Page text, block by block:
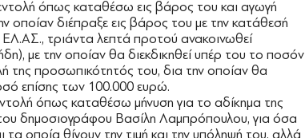
όπως καταθέσω εις βάρος του και αγωγή
οποίαν διέπραξε εις βάρος του με την κατάθεσή
τριάντα λεπτά προτού ανακοινωθεί
με την οποίαν θα διεκδικηθεί υπέρ του το ποσόν
της προσωπικότητός του, δια την οποίαν θα
επίσης των 100.000 ευρώ.
όπως καταθέσω μήνυση για το αδίκημα της
δημοσιογράφου Βασίλη Λαμπρόπουλου, για όσα
τα οποία θίγουν την τιμή και την υπόληψή του, αλλά